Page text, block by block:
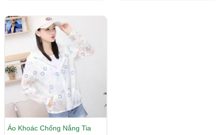
Áo Khoác Chống Nắng Tia